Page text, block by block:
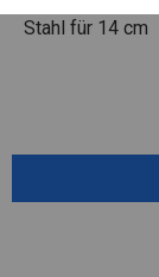
Stahl für 14 cm